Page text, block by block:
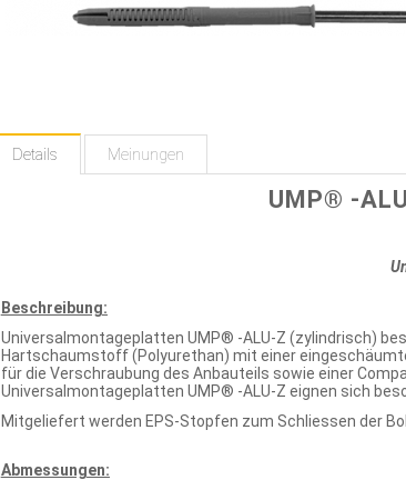
Details Meinungen
UMP® -
Beschreibung:
Universalmontageplatten UMP® -ALU-Z (zylindrisch)
Hartschaumstoff (Polyurethan) mit einer
für die Verschraubung des Anbauteils sowie einer
Universalmontageplatten UMP® -ALU-Z eignen sich
Mitgeliefert werden EPS-Stopfen zum Schliessen der
Abmessungen: